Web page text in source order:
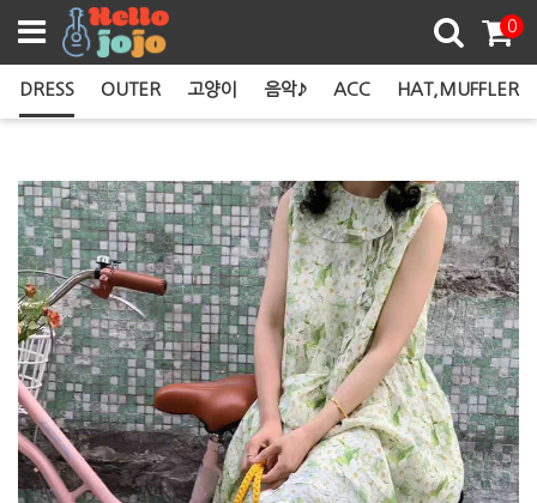
0
DRESS OUTER 고양이 음악♪ ACC HAT,MUFFLER